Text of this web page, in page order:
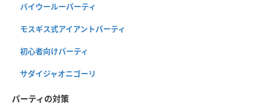
バイウールーパーティ
モスギス式アイアントパーティ
初心者向けパーティ
サダイジャオニゴーリ
パーティの対策